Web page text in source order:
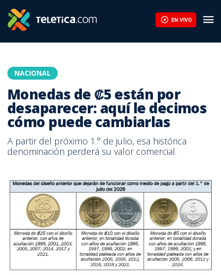
EN VIVO
NACIONAL
Monedas de ₡5 están por
desaparecer: aquí le decimos
cómo puede cambiarlas
A partir del próximo 1.° de julio, esa histórica
denominación perderá su valor comercial.